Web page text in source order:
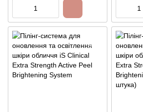
для обличчя